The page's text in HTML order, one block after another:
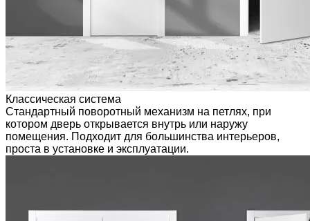
Классическая система
Стандартный поворотный механизм на петлях, при
котором дверь открывается внутрь или наружу
помещения. Подходит для большинства интерьеров,
проста в установке и эксплуатации.